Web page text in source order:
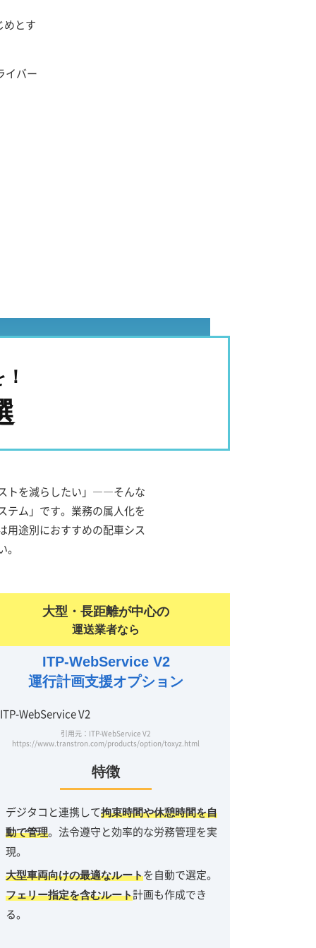
めとす
イバー
トを減らしたい」――そんな
テム」です。業務の属人化を
用途別におすすめの配車シス
大型・長距離が中心の
運送業者なら
ITP-WebService V2
運行計画支援オプション
引用元：ITP-WebService V2
https://www.transtron.com/products/option/toxyz.html
特徴
デジタコと連携して拘束時間や休憩時間を自
動で管理。法令遵守と効率的な労務管理を実
現。
大型車両向けの最適なルートを自動で選定。
フェリー指定を含むルート計画も作成でき
る。